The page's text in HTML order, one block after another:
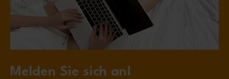
Melden Sie sich an!